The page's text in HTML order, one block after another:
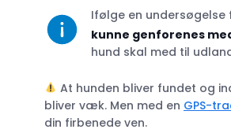
Ifølge en undersøgelse
kunne genforenes
hund skal med til
At hunden bliver fundet og
bliver væk. Men med en GPS-
din firbenede ven.